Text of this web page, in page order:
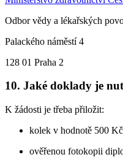
Odbor vědy a lékařských
Palackého náměstí 4
128 01 Praha 2
10. Jaké doklady je
K žádosti je třeba přiložit:
kolek v hodnotě 500
ověřenou fotokopii